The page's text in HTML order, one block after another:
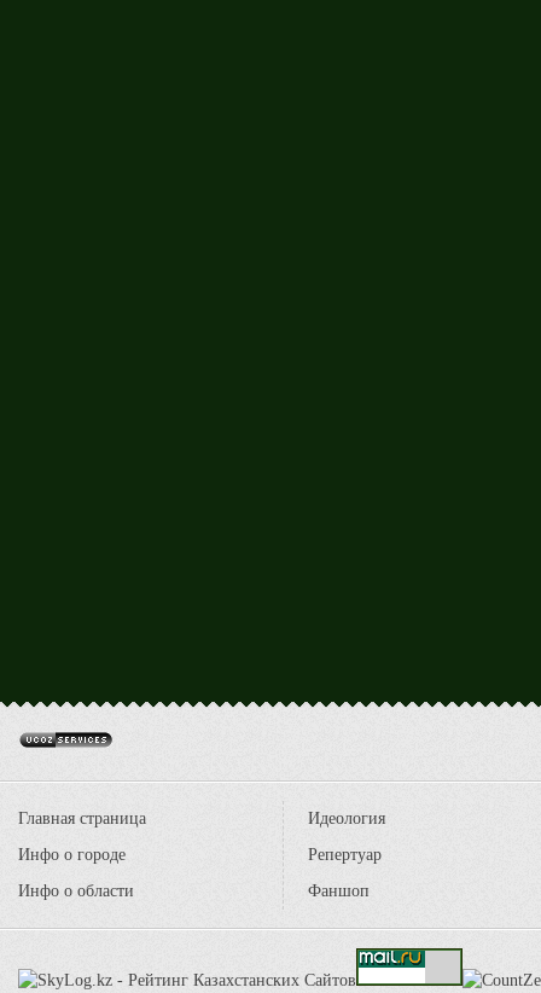
Главная страница
Инфо о городе
Инфо о области
Идеология
Репертуар
Фаншоп